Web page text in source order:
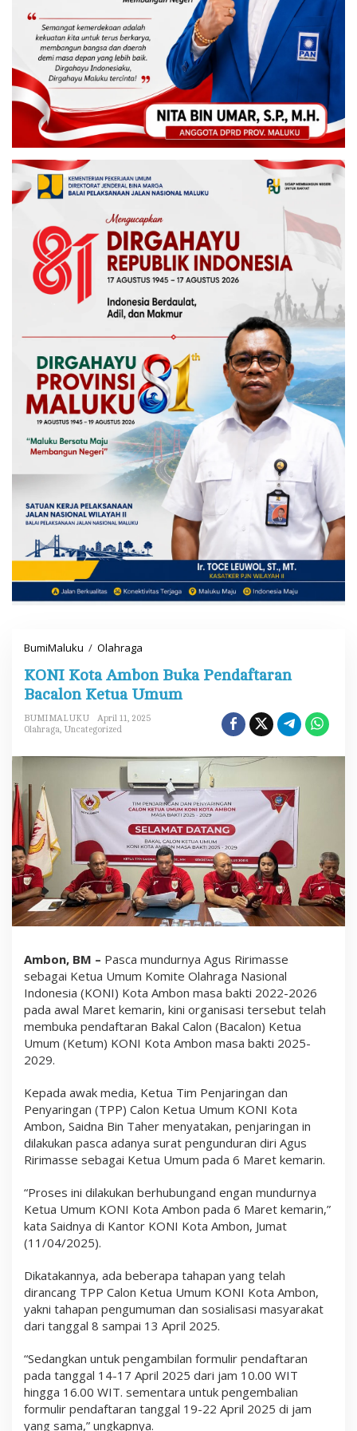
BumiMaluku / Olahraga
N
I
K
o
t
m
o
n
B
u
k
a
P
e
n
d
a
f
a
r
a
n
B
a
c
a
K
e
u
a
U
m
KONI Kota Ambon Buka Pendaftaran
Bacalon Ketua Umum
BUMIMALUKU
April 11, 2025
Olahraga, Uncategorized
Ambon, BM – Pasca mundurnya Agus Ririmasse
sebagai Ketua Umum Komite Olahraga Nasional
Indonesia (KONI) Kota Ambon masa bakti 2022-2026
pada awal Maret kemarin, kini organisasi tersebut telah
membuka pendaftaran Bakal Calon (Bacalon) Ketua
Umum (Ketum) KONI Kota Ambon masa bakti 2025-
2029.
Kepada awak media, Ketua Tim Penjaringan dan
Penyaringan (TPP) Calon Ketua Umum KONI Kota
Ambon, Saidna Bin Taher menyatakan, penjaringan in
dilakukan pasca adanya surat pengunduran diri Agus
Ririmasse sebagai Ketua Umum pada 6 Maret kemarin.
“Proses ini dilakukan berhubungand engan mundurnya
Ketua Umum KONI Kota Ambon pada 6 Maret kemarin,”
kata Saidnya di Kantor KONI Kota Ambon, Jumat
(11/04/2025).
Dikatakannya, ada beberapa tahapan yang telah
dirancang TPP Calon Ketua Umum KONI Kota Ambon,
yakni tahapan pengumuman dan sosialisasi masyarakat
dari tanggal 8 sampai 13 April 2025.
“Sedangkan untuk pengambilan formulir pendaftaran
pada tanggal 14-17 April 2025 dari jam 10.00 WIT
hingga 16.00 WIT. sementara untuk pengembalian
formulir pendaftaran tanggal 19-22 April 2025 di jam
yang sama,” ungkapnya.